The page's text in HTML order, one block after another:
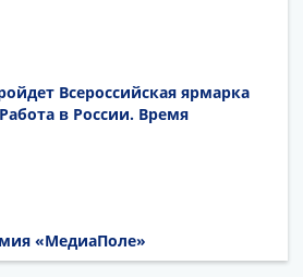
Всероссийская ярмарка
в России. Время
«МедиаПоле»